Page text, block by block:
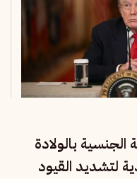
بالولادة
لتشديد القيود